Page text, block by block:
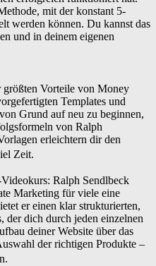
mit der konstant 5-
werden können. Du kannst das
und in deinem eigenen
Vorteile von Money
Templates und
Grund auf neu zu beginnen,
von Ralph
erleichtern dir den
Zeit.
Ralph Sendlbeck
Marketing für viele eine
er einen klar strukturierten,
der dich durch jeden einzelnen
deiner Website über das
der richtigen Produkte –